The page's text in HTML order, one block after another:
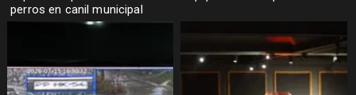
perros en canil municipal